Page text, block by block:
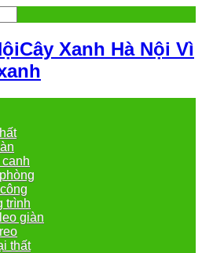
Cây Xanh Hà Nội Vì
trình
giàn
thất